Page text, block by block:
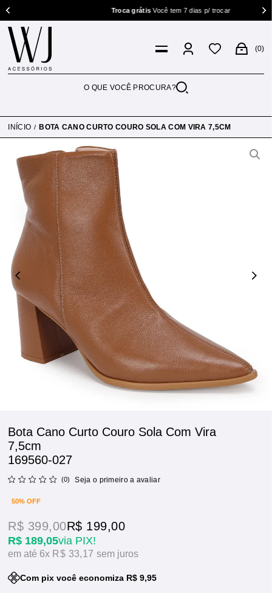
Troca grátisVocê tem 7 dias p/ trocar
0
INÍCIO BOTA CANO CURTO COURO SOLA COM VIRA 7,5CM
Bota Cano Curto Couro Sola Com Vira
7,5cm
169560-027
(0) Seja o primeiro a avaliar
50% OFF
R$ 189,05via PIX!
R$ 399,00R$ 199,00
6x R$ 33,17sem juros
Com pix você economiza R$ 9,95